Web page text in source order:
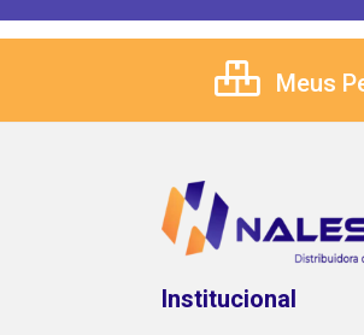
Meus
Institucional